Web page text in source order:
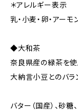
＊アレルギー表示
乳・小麦・卵・アーモ
◆大和茶
奈良県産の緑茶を使
大納言小豆とのバラ
バター（国産）、砂